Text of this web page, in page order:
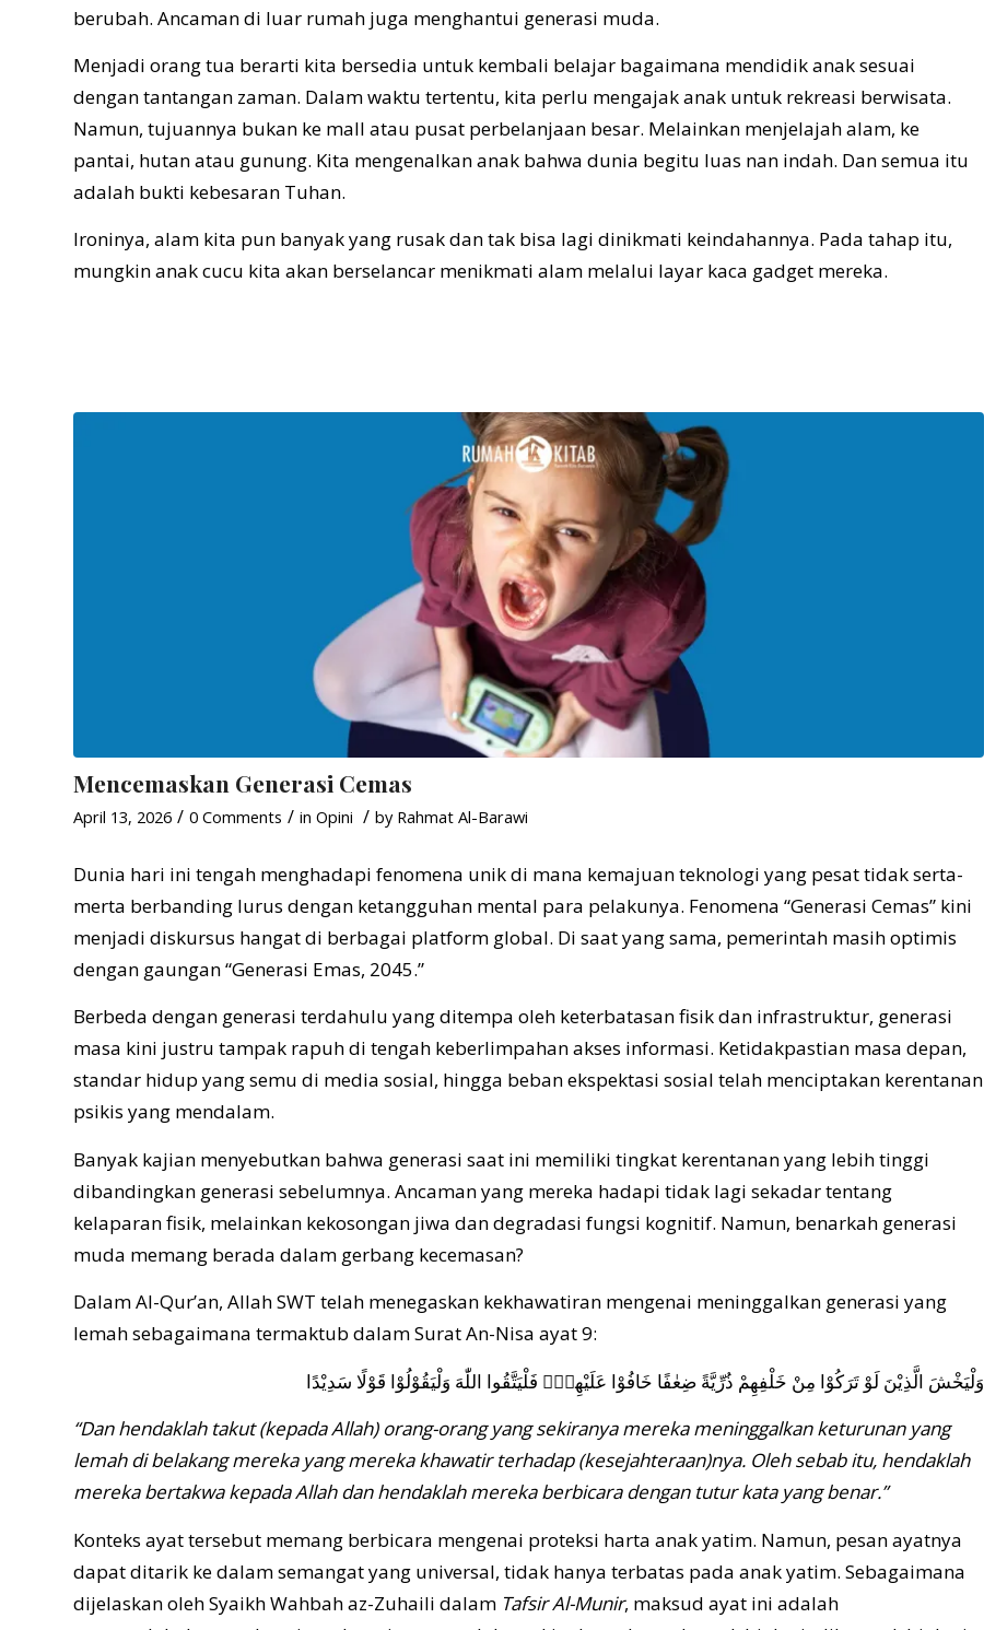
berubah. Ancaman di luar rumah juga menghantui generasi muda.
Menjadi orang tua berarti kita bersedia untuk kembali belajar bagaimana mendidik anak sesuai
dengan tantangan zaman. Dalam waktu tertentu, kita perlu mengajak anak untuk rekreasi berwisata.
Namun, tujuannya bukan ke mall atau pusat perbelanjaan besar. Melainkan menjelajah alam, ke
pantai, hutan atau gunung. Kita mengenalkan anak bahwa dunia begitu luas nan indah. Dan semua itu
adalah bukti kebesaran Tuhan.
Ironinya, alam kita pun banyak yang rusak dan tak bisa lagi dinikmati keindahannya. Pada tahap itu,
mungkin anak cucu kita akan berselancar menikmati alam melalui layar kaca gadget mereka.
Mencemaskan Generasi Cemas
April 13, 2026 / 0 Comments / in Opini / by Rahmat Al-Barawi
Dunia hari ini tengah menghadapi fenomena unik di mana kemajuan teknologi yang pesat tidak serta-
merta berbanding lurus dengan ketangguhan mental para pelakunya. Fenomena “Generasi Cemas” kini
menjadi diskursus hangat di berbagai platform global. Di saat yang sama, pemerintah masih optimis
dengan gaungan “Generasi Emas, 2045.”
Berbeda dengan generasi terdahulu yang ditempa oleh keterbatasan fisik dan infrastruktur, generasi
masa kini justru tampak rapuh di tengah keberlimpahan akses informasi. Ketidakpastian masa depan,
standar hidup yang semu di media sosial, hingga beban ekspektasi sosial telah menciptakan kerentanan
psikis yang mendalam.
Banyak kajian menyebutkan bahwa generasi saat ini memiliki tingkat kerentanan yang lebih tinggi
dibandingkan generasi sebelumnya. Ancaman yang mereka hadapi tidak lagi sekadar tentang
kelaparan fisik, melainkan kekosongan jiwa dan degradasi fungsi kognitif. Namun, benarkah generasi
muda memang berada dalam gerbang kecemasan?
Dalam Al-Qur’an, Allah SWT telah menegaskan kekhawatiran mengenai meninggalkan generasi yang
lemah sebagaimana termaktub dalam Surat An-Nisa ayat 9:
وَلْيَخْشَ الَّذِيْنَ لَوْ تَرَكُوْا مِنْ خَلْفِهِمْ ذُرِّيَّةً ضِعٰفًا خَافُوْا عَلَيْهِمْۖ فَلْيَتَّقُوا اللّٰهَ وَلْيَقُوْلُوْا قَوْلًا سَدِيْدًا
“Dan hendaklah takut (kepada Allah) orang-orang yang sekiranya mereka meninggalkan keturunan yang
lemah di belakang mereka yang mereka khawatir terhadap (kesejahteraan)nya. Oleh sebab itu, hendaklah
mereka bertakwa kepada Allah dan hendaklah mereka berbicara dengan tutur kata yang benar.”
Konteks ayat tersebut memang berbicara mengenai proteksi harta anak yatim. Namun, pesan ayatnya
dapat ditarik ke dalam semangat yang universal, tidak hanya terbatas pada anak yatim. Sebagaimana
dijelaskan oleh Syaikh Wahbah az-Zuhaili dalam Tafsir Al-Munir, maksud ayat ini adalah